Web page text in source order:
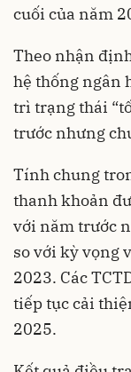
cuối của năm
Theo nhận
hệ thống ngân
trì trạng thái
trước nhưng
Tính chung
thanh khoản
với năm trước
so với kỳ vọng
2023. Các
tiếp tục cải
2025.